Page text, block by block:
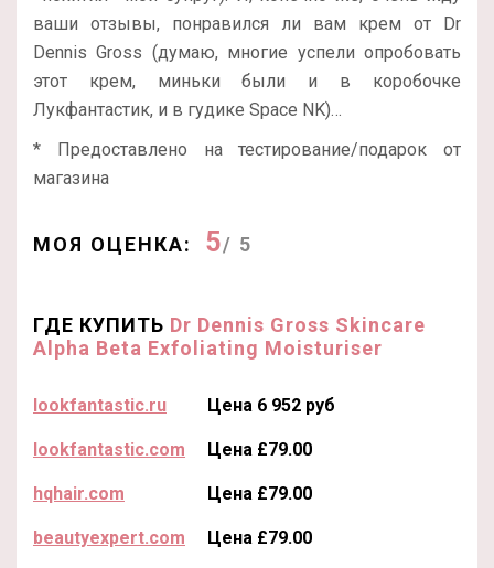
ваши отзывы, понравился ли вам крем от Dr
Dennis Gross (думаю, многие успели опробовать
этот крем, миньки были и в коробочке
Лукфантастик, и в гудике Space NK)…
* Предоставлено на тестирование/подарок от
магазина
МОЯ ОЦЕНКА: 5/ 5
ГДЕ КУПИТЬ Dr Dennis Gross Skincare
Alpha Beta Exfoliating Moisturiser
lookfantastic.ru Цена 6 952 руб
lookfantastic.com Цена £79.00
hqhair.com Цена £79.00
beautyexpert.com Цена £79.00